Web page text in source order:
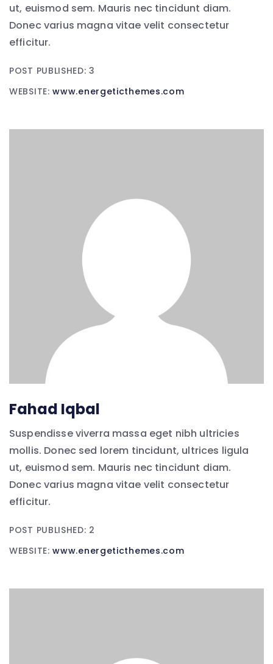
ut, euismod sem. Mauris nec tincidunt diam.
Donec varius magna vitae velit consectetur
efficitur.
POST PUBLISHED: 3
WEBSITE:www.energeticthemes.com
Fahad Iqbal
Suspendisse viverra massa eget nibh ultricies
mollis. Donec sed lorem tincidunt, ultrices ligula
ut, euismod sem. Mauris nec tincidunt diam.
Donec varius magna vitae velit consectetur
efficitur.
POST PUBLISHED: 2
WEBSITE:www.energeticthemes.com